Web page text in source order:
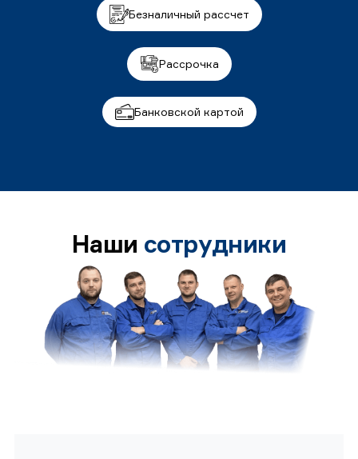
Безналичный рассчет
Рассрочка
Банковской картой
Наши сотрудники